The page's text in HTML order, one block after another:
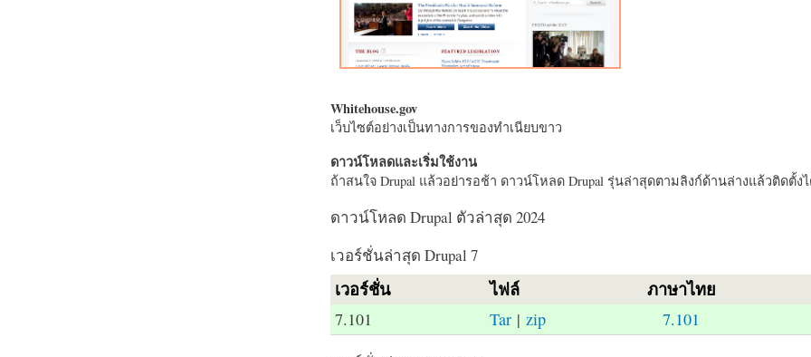
Whitehouse.gov
เว็บไซต์อย่างเป็นทางการของทำเนียบขาว
ดาวน์โหลดและเริ่มใช้งาน
ถ้าสนใจ Drupal แล้วอย่ารอช้า ดาวน์โหลด Drupal รุ่นล่าสุดตามลิงก์ด้านล่างแล้วติดตั้ง
ดาวน์โหลด Drupal ตัวล่าสุด 2024
เวอร์ชั่นล่าสุด Drupal 7
เวอร์ชั่น ไฟล์ ภาษาไทย
7.101 Tar| zip 7.101